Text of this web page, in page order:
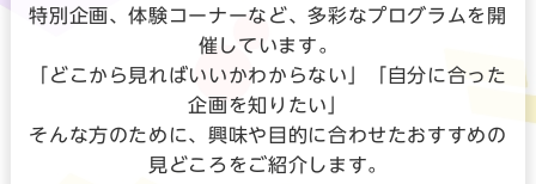
特別企画、体験コーナーなど、多彩なプログラムを開
催しています。
「どこから見ればいいかわからない」「自分に合った
企画を知りたい」
そんな方のために、興味や目的に合わせたおすすめの
見どころをご紹介します。